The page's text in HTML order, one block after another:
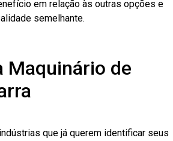
em relação às outras opções e
semelhante.
Maquinário de
que já querem identificar seus